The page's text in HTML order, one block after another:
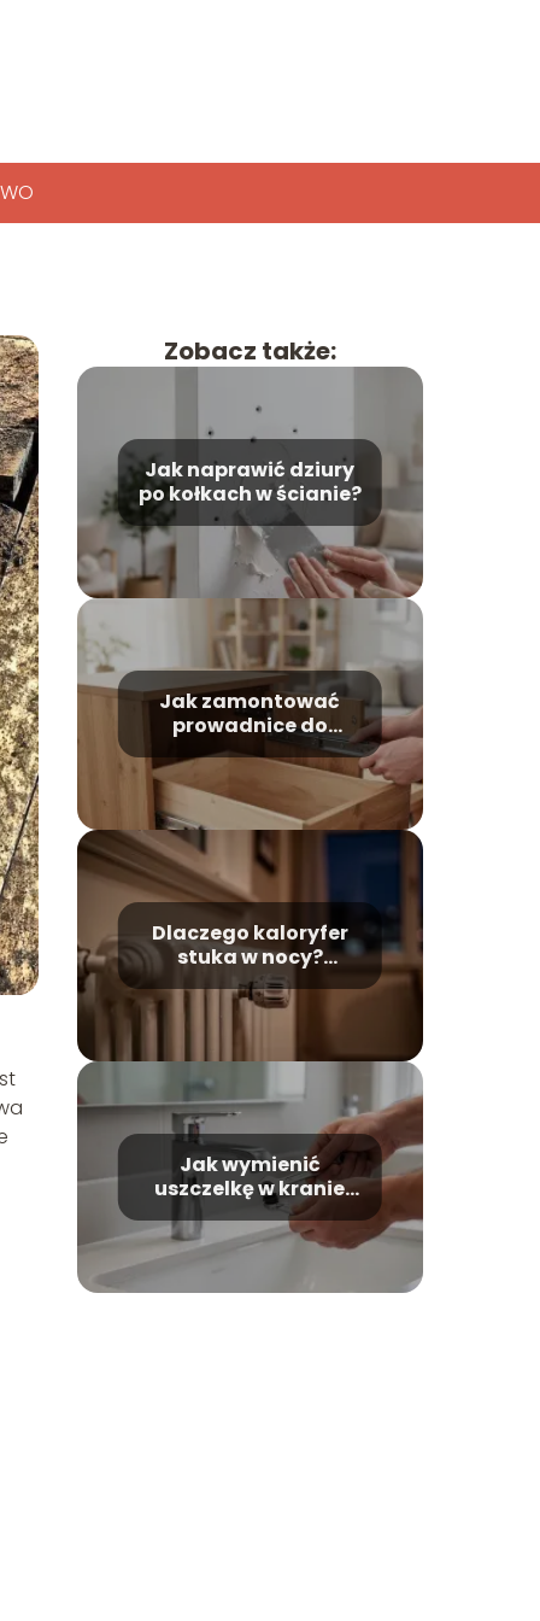
Zobacz także:
Jak naprawić dziury
po kołkach w ścianie?
Jak zamontować
prowadnice do
szuflad krok po
kroku?
Dlaczego kaloryfer
stuka w nocy?
Najczęstsze
przyczyny i
rozwiązania
Jak wymienić
uszczelkę w kranie
krok po kroku?